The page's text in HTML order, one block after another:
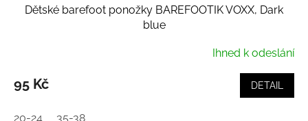
Dětské barefoot ponožky BAREFOOTIK VOXX, Dark
blue
Ihned k odeslání
95 Kč DETAIL
20-24 35-38